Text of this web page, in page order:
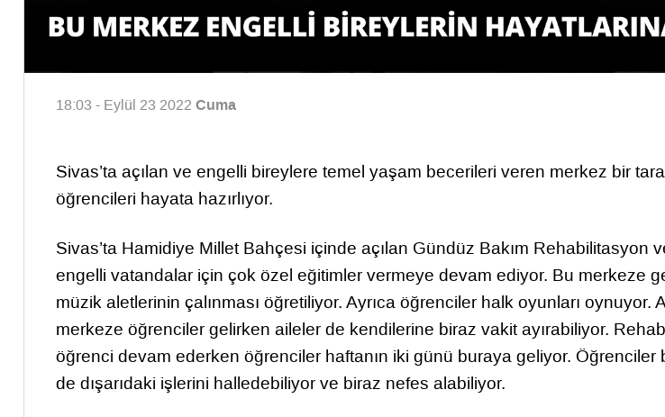
18:03 - Eylül 23 2022 Cuma
Sivas’ta açılan ve engelli bireylere temel yaşam becerileri veren merkez bir
öğrencileri hayata hazırlıyor.
Sivas’ta Hamidiye Millet Bahçesi içinde açılan Gündüz Bakım Rehabilitasyon
engelli vatandalar için çok özel eğitimler vermeye devam ediyor. Bu merkeze
müzik aletlerinin çalınması öğretiliyor. Ayrıca öğrenciler halk oyunları oynuyor.
merkeze öğrenciler gelirken aileler de kendilerine biraz vakit ayırabiliyor.
öğrenci devam ederken öğrenciler haftanın iki günü buraya geliyor.
de dışarıdaki işlerini halledebiliyor ve biraz nefes alabiliyor.